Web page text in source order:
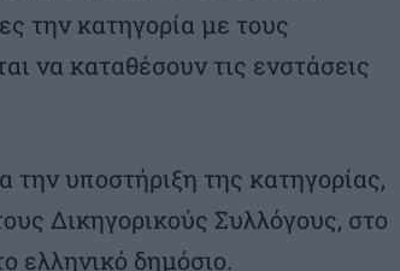
την κατηγορία με τους
να καταθέσουν τις ενστάσεις
την υποστήριξη της κατηγορίας,
Δικηγορικούς Συλλόγους, στο
ελληνικό δημόσιο.